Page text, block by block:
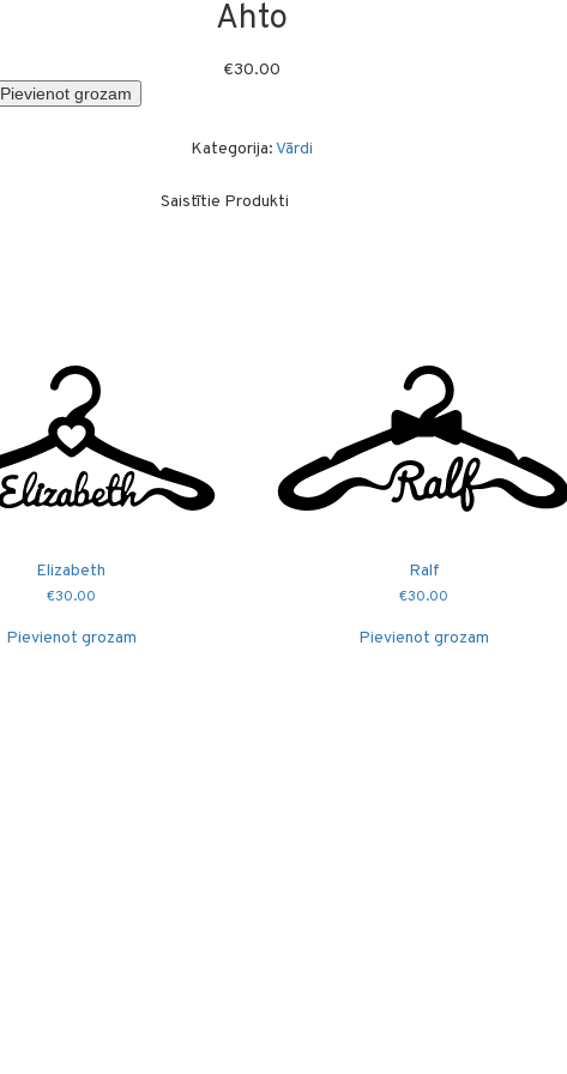
Ahto
€30.00
Pievienot grozam
Kategorija:Vārdi
Saistītie Produkti
Elizabeth
€30.00
Pievienot grozam
Ralf
€30.00
Pievienot grozam